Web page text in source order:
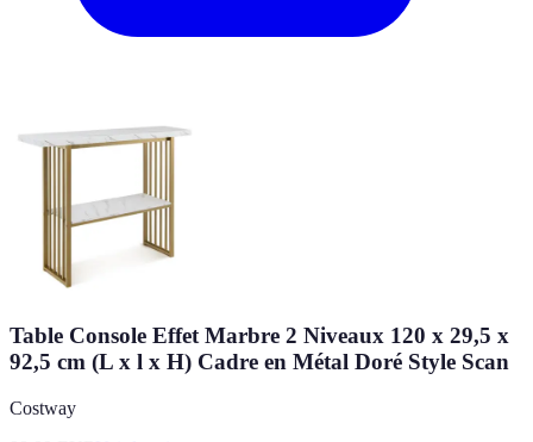
Table Console Effet Marbre 2 Niveaux 120 x 29,5 x
92,5 cm (L x l x H) Cadre en Métal Doré Style Scan
Costway